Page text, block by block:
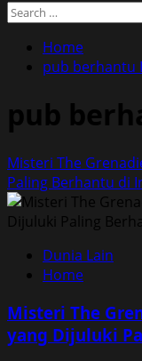
Search
Home
pub berhantu
pub
Misteri The
Paling Berhantu di
Dunia Lain
Home
Misteri The
yang Dijuluki